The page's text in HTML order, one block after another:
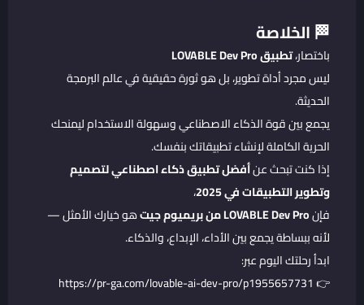
🏁 الخلاصة
باختصار،تطبيق LOVABLE Dev Pro
ليس مجرد أداة تطوير، بل هو ثورة حقيقية في عالم البرمجة
الحديثة.
يجمع بين قوة الذكاء الاصطناعي وسهولة الاستخدام ليمنحك
الحرية الكاملة لإنشاء تطبيقاتك بنفسك.
إذا كنت تبحث عنأفضل تطبيق ذكاء اصطناعي لتصميم
وتطوير التطبيقات في 2025
،
فإنLOVABLE Dev Pro من بريميوم جيت
هو خيارك الأمثل —
لأنه ببساطة يجمع بين الأداء، الإبداع، والذكاء.
ابدأ رحلتك اليوم عبر:
👉
https://pr-ga.com/lovable-ai-dev-pro/p1955657731